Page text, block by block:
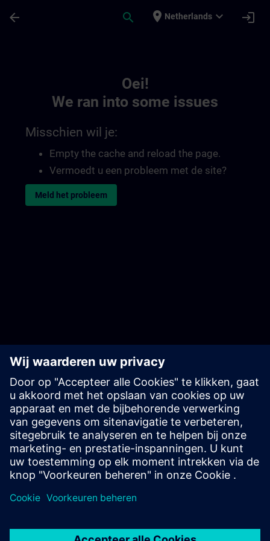
arrow_back search place Netherlands expand_more login
Oei!
We ran into some issues
Misschien wil je:
Empty the cache and reload the page.
Vermoedt u een probleem met de site?
Meld het probleem